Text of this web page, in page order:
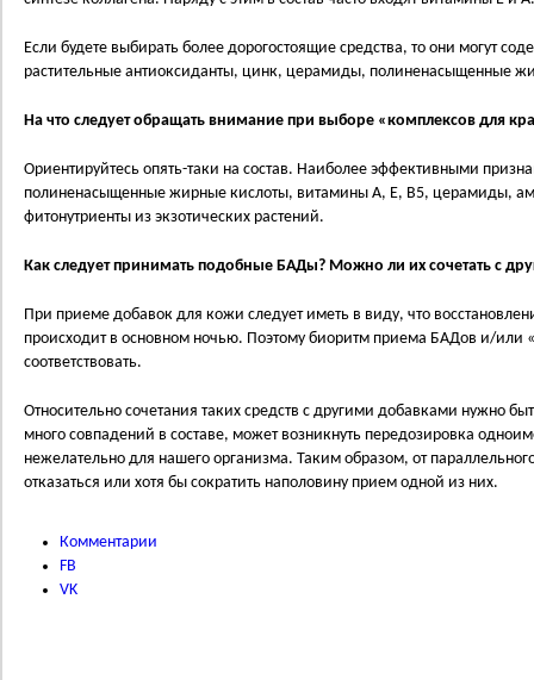
Если будете выбирать более дорогостоящие средства, то они могут
растительные антиоксиданты, цинк, церамиды, полиненасыщенные
На что следует обращать внимание при выборе «комплексов для
Ориентируйтесь опять-таки на состав. Наиболее эффективными
полиненасыщенные жирные кислоты, витамины А, Е, В5, церамиды,
фитонутриенты из экзотических растений.
Как следует принимать подобные БАДы? Можно ли их сочетать с
При приеме добавок для кожи следует иметь в виду, что
происходит в основном ночью. Поэтому биоритм приема БАДов и/или
соответствовать.
Относительно сочетания таких средств с другими добавками нужно
много совпадений в составе, может возникнуть передозировка
нежелательно для нашего организма. Таким образом, от
отказаться или хотя бы сократить наполовину прием одной из них.
Комментарии
FB
VK